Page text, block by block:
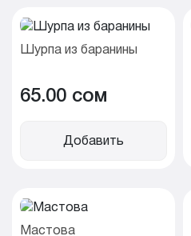
Шурпа из баранины
65.00 cом
Добавить
Мастова